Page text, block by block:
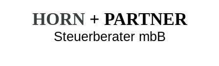
HORN + PARTNER
Steuerberater mbB